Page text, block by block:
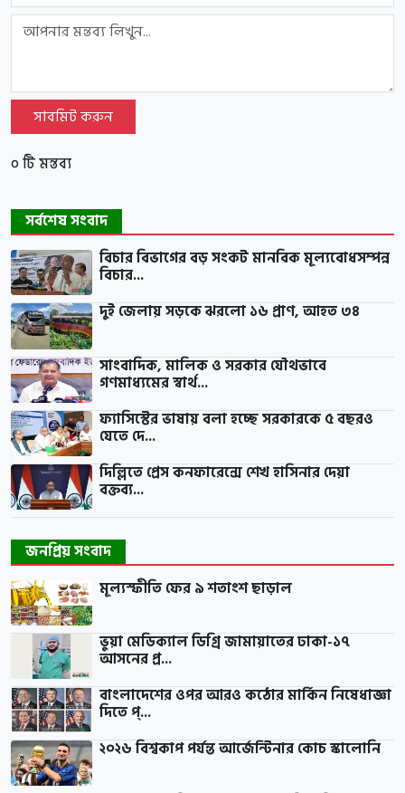
সাবমিট করুন
০ টি মন্তব্য
সর্বশেষ সংবাদ
বিচার বিভাগের বড় সংকট মানবিক মূল্যবোধসম্পন্ন
বিচার...
দুই জেলায় সড়কে ঝরলো ১৬ প্রাণ, আহত ৩৪
সাংবাদিক, মালিক ও সরকার যৌথভাবে
গণমাধ্যমের স্বার্থ...
ফ্যাসিস্টের ভাষায় বলা হচ্ছে সরকারকে ৫ বছরও
যেতে দে...
দিল্লিতে প্রেস কনফারেন্সে শেখ হাসিনার দেয়া
বক্তব্য...
জনপ্রিয় সংবাদ
মূল্যস্ফীতি ফের ৯ শতাংশ ছাড়াল
ভুয়া মেডিক্যাল ডিগ্রি জামায়াতের ঢাকা-১৭
আসনের প্র...
বাংলাদেশের ওপর আরও কঠোর মার্কিন নিষেধাজ্ঞা
দিতে প্...
২০২৬ বিশ্বকাপ পর্যন্ত আর্জেন্টিনার কোচ স্কালোনি